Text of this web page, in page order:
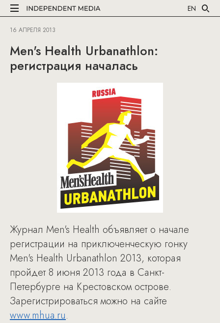
EN
16 АПРЕЛЯ 2013
Men's Health Urbanathlon:
регистрация началась
Журнал Men's Health объявляет о начале
регистрации на приключенческую гонку
Men's Health Urbanathlon 2013, которая
пройдет 8 июня 2013 года в Санкт-
Петербурге на Крестовском острове.
Зарегистрироваться можно на сайте
www.mhua.ru.